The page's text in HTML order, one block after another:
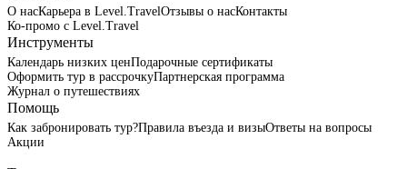
О насКарьера в Level.TravelОтзывы о насКонтакты
Ко-промо с Level.Travel
Инструменты
Календарь низких ценПодарочные сертификаты
Оформить тур в рассрочкуПартнерская программа
Журнал о путешествиях
Помощь
Как забронировать тур?Правила въезда и визыОтветы на вопросы
Акции